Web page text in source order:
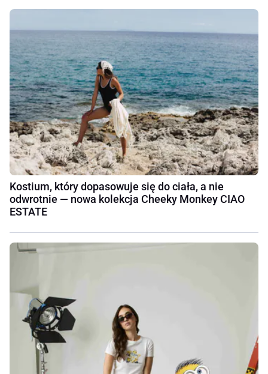
Kostium, który dopasowuje się do ciała, a nie
odwrotnie — nowa kolekcja Cheeky Monkey CIAO
ESTATE